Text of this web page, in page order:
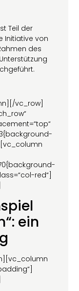
Teil der
Initiative von
des
vc_row]
red“]
ein